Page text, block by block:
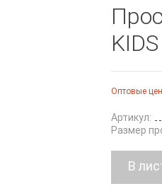
Оптовые
Артикул:
Размер